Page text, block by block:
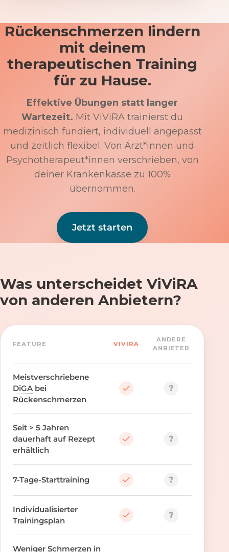
Rückenschmerzen lindern
mit deinem
therapeutischen Training
für zu Hause.
Effektive Übungen statt langer
Wartezeit. Mit ViViRA trainierst du
medizinisch fundiert, individuell angepasst
und zeitlich flexibel. Von Ärzt*innen und
Psychotherapeut*innen verschrieben, von
deiner Krankenkasse zu 100%
übernommen.
Jetzt starten
Was unterscheidet ViViRA
von anderen Anbietern?
FEATURE VIVIRA
ANDERE
ANBIETER
Meistverschriebene
DiGA bei
Rückenschmerzen
?
Seit > 5 Jahren
dauerhaft auf Rezept
erhältlich
?
7-Tage-Starttraining ?
Individualisierter
Trainingsplan
?
Weniger Schmerzen in